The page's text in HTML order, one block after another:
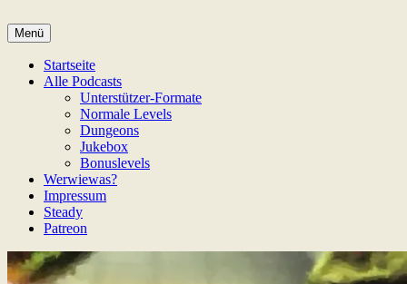
Inhalt
springen
Game Not Over
Menü
Startseite
Alle Podcasts
Unterstützer-Formate
Normale Levels
Dungeons
Jukebox
Bonuslevels
Werwiewas?
Impressum
Steady
Patreon